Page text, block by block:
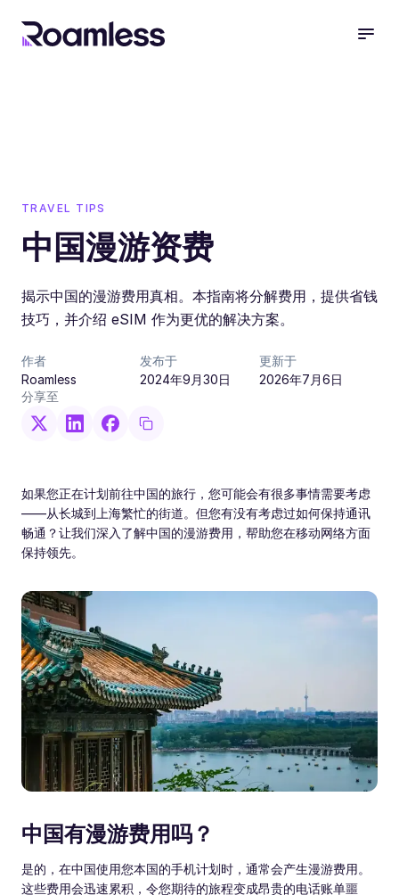
TRAVEL TIPS
中国漫游资费
揭示中国的漫游费用真相。本指南将分解费用，提供省钱
技巧，并介绍 eSIM 作为更优的解决方案。
作者
Roamless
发布于
2024年9月30日
更新于
2026年7月6日
分享至
如果您正在计划前往中国的旅行，您可能会有很多事情需要考虑
——从长城到上海繁忙的街道。但您有没有考虑过如何保持通讯
畅通？让我们深入了解中国的漫游费用，帮助您在移动网络方面
保持领先。
中国有漫游费用吗？
是的，在中国使用您本国的手机计划时，通常会产生漫游费用。
这些费用会迅速累积，令您期待的旅程变成昂贵的电话账单噩